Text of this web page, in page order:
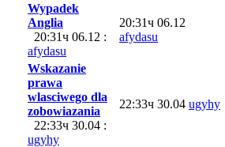
Wypadek
Anglia
20:31ч 06.12 :
afydasu
20:31ч 06.12
afydasu
Wskazanie
prawa
wlasciwego dla
zobowiazania
22:33ч 30.04 :
ugyhy
22:33ч 30.04 ugyhy